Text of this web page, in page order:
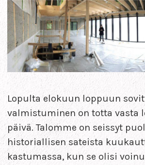
Lopulta elokuun loppuun
valmistuminen on totta vasta
päivä. Talomme on seissyt
historiallisen sateista
kastumassa, kun se olisi